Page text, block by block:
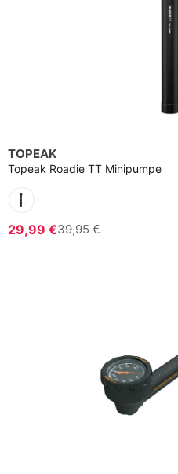
TOPEAK
Topeak Roadie TT Minipumpe
29,99 €39,95 €